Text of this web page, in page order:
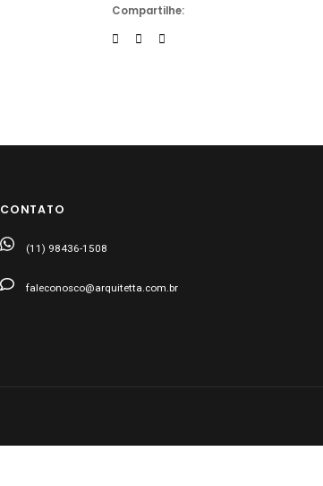
Compartilhe:
CONTATO
(11) 98436-1508
faleconosco@arquitetta.com.br